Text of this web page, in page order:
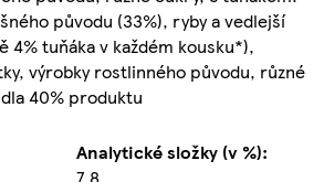
původu (33%), ryby a vedlejší
4% tuňáka v každém kousku*),
výrobky rostlinného původu, různé
40% produktu
Analytické složky (v %):
7.8